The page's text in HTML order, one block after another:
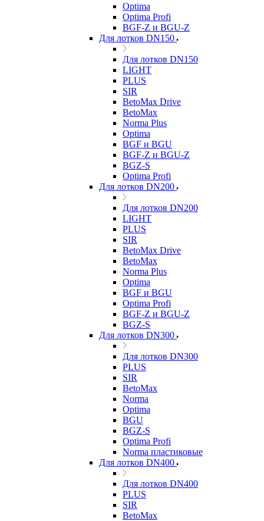
Optima
Optima Profi
BGF-Z и BGU-Z
Для лотков DN150
Для лотков DN150
LIGHT
PLUS
SIR
BetoMax Drive
BetoMax
Norma Plus
Optima
BGF и BGU
BGF-Z и BGU-Z
BGZ-S
Optima Profi
Для лотков DN200
Для лотков DN200
LIGHT
PLUS
SIR
BetoMax Drive
BetoMax
Norma Plus
Optima
BGF и BGU
Optima Profi
BGF-Z и BGU-Z
BGZ-S
Для лотков DN300
Для лотков DN300
PLUS
SIR
BetoMax
Norma
Optima
BGU
BGZ-S
Optima Profi
Norma пластиковые
Для лотков DN400
Для лотков DN400
PLUS
SIR
BetoMax